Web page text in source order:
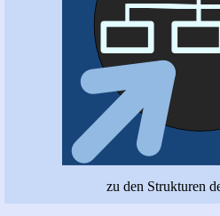
zu den Strukturen